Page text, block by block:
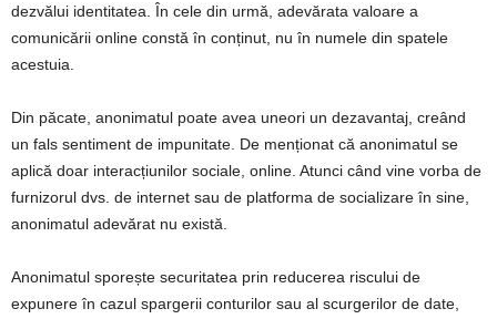
dezvălui identitatea. În cele din urmă, adevărata valoare a
comunicării online constă în conținut, nu în numele din spatele
acestuia.
Din păcate, anonimatul poate avea uneori un dezavantaj, creând
un fals sentiment de impunitate. De menționat că anonimatul se
aplică doar interacțiunilor sociale, online. Atunci când vine vorba de
furnizorul dvs. de internet sau de platforma de socializare în sine,
anonimatul adevărat nu există.
Anonimatul sporește securitatea prin reducerea riscului de
expunere în cazul spargerii conturilor sau al scurgerilor de date,